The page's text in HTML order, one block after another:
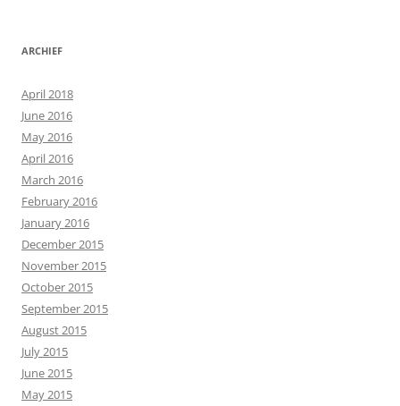
ARCHIEF
April 2018
June 2016
May 2016
April 2016
March 2016
February 2016
January 2016
December 2015
November 2015
October 2015
September 2015
August 2015
July 2015
June 2015
May 2015